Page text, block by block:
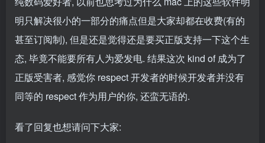
明只解决很小的一部分的痛点但是大家却都在收费(有的
甚至订阅制), 但是还是觉得还是要买正版支持一下这个生
态, 毕竟不能要所有人为爱发电. 结果这次 kind of 成为了
正版受害者, 感觉你 respect 开发者的时候开发者并没有
同等的 respect 作为用户的你, 还蛮无语的.
看了回复也想请问下大家: